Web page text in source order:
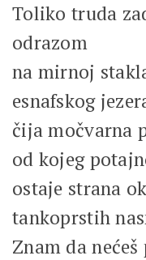
Toliko truda
odrazom
na mirnoj
esnafskog
čija močvarna
od kojeg
ostaje strana
tankoprstih
Znam da